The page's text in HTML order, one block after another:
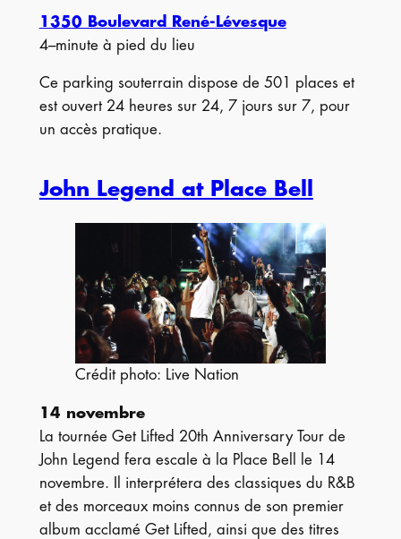
1350 Boulevard René-Lévesque
4–minute à pied du lieu
Ce parking souterrain dispose de 501 places et
est ouvert 24 heures sur 24, 7 jours sur 7, pour
un accès pratique.
John Legend at Place Bell
Crédit photo: Live Nation
14 novembre
La tournée Get Lifted 20th Anniversary Tour de
John Legend fera escale à la Place Bell le 14
novembre. Il interprétera des classiques du R&B
et des morceaux moins connus de son premier
album acclamé Get Lifted, ainsi que des titres